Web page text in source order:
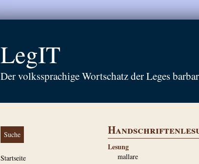
LegIT
Der volkssprachige Wortschatz der Leges
Suche
Startseite
Lesung
mallare